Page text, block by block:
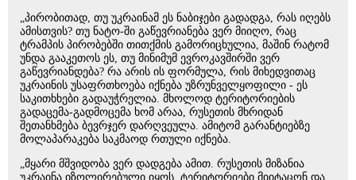
„პირობითად, თუ უკრაინამ ეს ნაბიჯები გადადგა, რას იღებს
ამისთვის? თუ ნატო-ში გაწევრიანება ვერ მიიღო, რაც
ტრამპის პირობებში თითქმის გამორიცხულია, მაშინ რატომ
უნდა გააკეთოს ეს, თუ მინიმუმ ევროკავშირში ვერ
გაწევრიანდება? რა არის ის ფორმულა, რის მიხედვითაც
უკრაინის უსაფრთხოება იქნება უზრუნველყოფილი - ეს
საკითხხები გადაუჭრელია. მხოლოდ ტერიტორიების
გადაცემა-გადმოცემა ხომ არაა, რუსეთის მხრიდან
შეთანხმება ბევრჯერ დარღვეულა. ამიტომ გარანტიებზე
მოლაპარაკება საკმაოდ რთული იქნება.
„მყარი მშვიდობა ვერ დადგება ამით. რუსეთის მიზანია
უკრაინა იზოლირებული იყოს, ტერიტორიები მიიტაცონ და